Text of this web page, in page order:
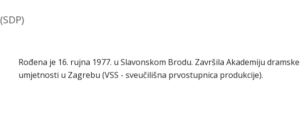
(SDP)
Rođena je 16. rujna 1977. u Slavonskom Brodu. Završila Akademiju dramske
umjetnosti u Zagrebu (VSS - sveučilišna prvostupnica produkcije).